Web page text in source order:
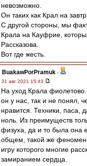
невозможно.
Он таких как Крал на
С другой стороны, мы
Крала на Кауфрие,
Рассказова.
Вот где жесть.
BuakawPorPramuk -
31 авг 2021 15:43
На уход Крала
он у нас, так и не понял,
нравится. Техники, паса,
ноль. Из преимуществ
физуха, да и то была она
общем, такой же
игру которого многие
замиранием сердца.